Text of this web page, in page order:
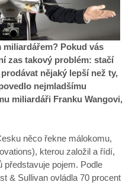
Pokud vás
zas takový problém: stačí
nějaký lepší než ty,
nejmladšímu
miliardáři Franku Wangovi,
něco řekne málokomu,
kterou založil a řídí,
pojem. Podle
& Sullivan ovládla 70 procent